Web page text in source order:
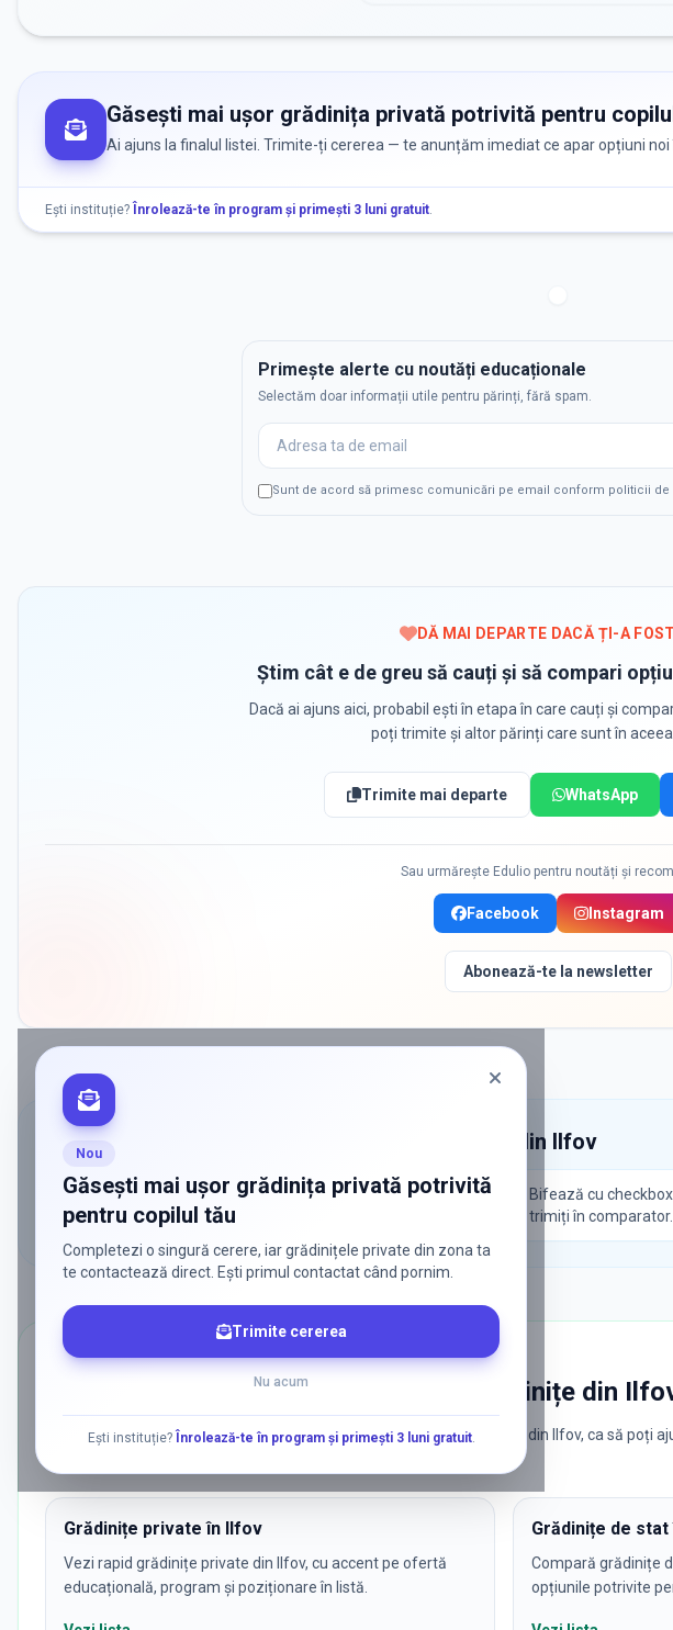
Găsești mai ușor grădinița privată potrivită pentru
Ai ajuns la finalul listei. Trimite-ți cererea — te anunțăm imediat ce apar opțiuni noi
Ești instituție? Înrolează-te în program și primești 3 luni gratuit.
Primește alerte cu noutăți educaționale
Selectăm doar informații utile pentru părinți, fără spam.
Sunt de acord să primesc comunicări pe email conform politicii de
DĂ MAI DEPARTE DACĂ ȚI-A
Știm cât e de greu să cauți și să compari
Dacă ai ajuns aici, probabil ești în etapa în care cauți și
poți trimite și altor părinți care sunt în
Trimite mai departe WhatsApp
Sau urmărește Edulio pentru noutăți și
Facebook Instagram
Abonează-te la newsletter
Nou
Găsești mai ușor grădinița privată potrivită
pentru copilul tău
Completezi o singură cerere, iar grădinițele private din zona ta
te contactează direct. Ești primul contactat când pornim.
Trimite cererea
Nu acum
Ești instituție? Înrolează-te în program și primești 3 luni gratuit.
Cum folosești comparatorul pentru grădinițele din Ilfov
Uită-te mai întâi la zonă, program și disponibilitatea locurilor,
apoi alege instituțiile relevante.
Bifează cu
trimiți în comparator.
CĂUTĂRI POPULARE
Ce caută părinții cel mai des pentru grădinițe din
Am grupat aici cele mai frecvente combinații de filtre pentru grădinițe din Ilfov, ca să poți
Grădinițe private în Ilfov
Vezi rapid grădinițe private din Ilfov, cu accent pe ofertă
educațională, program și poziționare în listă.
Grădinițe de
Compară grădinițe
opțiunile potrivite